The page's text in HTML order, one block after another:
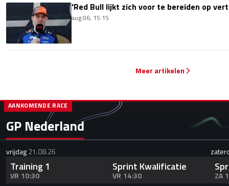
'Red Bull lijkt zich voor te bereiden op
aug 06, 15:15
Meer artikelen
GP Nederland
AANKOMENDE RACE
vrijdag21.08.26
Training 1
VR 10:30
Sprint Kwalificatie
VR 14:30 ZA